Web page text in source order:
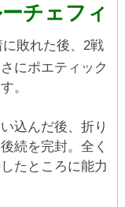
チェフィ
敗れた後、2戦
にポエティック
。
込んだ後、折り
続を完封。全く
たところに能力